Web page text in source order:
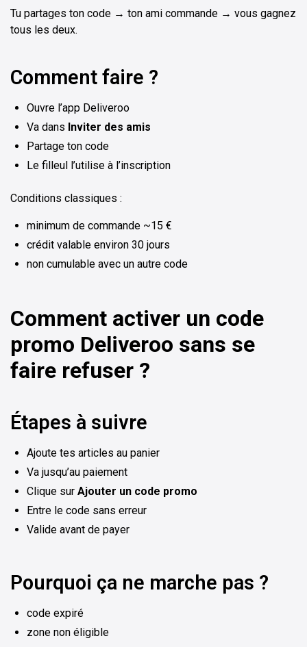
Tu partages ton code → ton ami commande → vous gagnez
tous les deux.
Comment faire ?
Ouvre l’app Deliveroo
Va dans Inviter des amis
Partage ton code
Le filleul l’utilise à l’inscription
Conditions classiques :
minimum de commande ~15 €
crédit valable environ 30 jours
non cumulable avec un autre code
Comment activer un code
promo Deliveroo sans se
faire refuser ?
Étapes à suivre
Ajoute tes articles au panier
Va jusqu’au paiement
Clique sur Ajouter un code promo
Entre le code sans erreur
Valide avant de payer
Pourquoi ça ne marche pas ?
code expiré
zone non éligible